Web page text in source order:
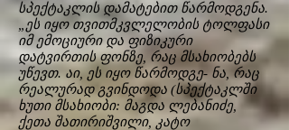
სპექტაკლის დამატებით წარმოდგენა.
„ეს იყო თვითმკვლელობის ტოლფასი
იმ ემოციური და ფიზიკური
დატვირთის ფონზე, რაც მსახიობებს
უწევთ. აი, ეს იყო წარმოდგე- ნა, რაც
რეალურად გვინდოდა (სპექტაკლში
ხუთი მსახიობი: მაგდა ლებანიძე,
ქეთა შათირიშვილი, კატო